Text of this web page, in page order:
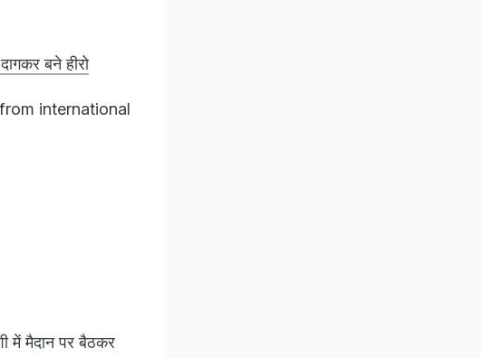
बने हीरो
international
में मैदान पर बैठकर